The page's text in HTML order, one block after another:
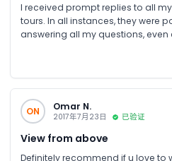
I received prompt replies to all
tours. In all instances, they were polite and patient in
answering all my questions,
matter of minutes. The tour was amazing with perfect weather
that day. Safety protocols were followed with a maximum of 5
passengers per flight. It was a wonderful experience! Thanks
ON Omar N.
2017年7月23日 已验证
View from above
Definitely recommend if u love to